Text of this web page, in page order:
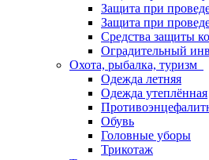
Защита при
Защита при
Средства защиты
Оградительный
Охота, рыбалка, туризм
Одежда летняя
Одежда утеплённая
Обувь
Головные уборы
Трикотаж